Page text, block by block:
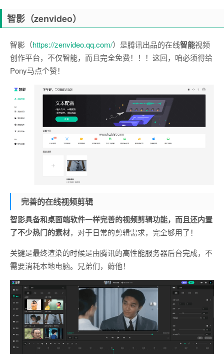
智影（zenvideo）
智影（https://zenvideo.qq.com/）是腾讯出品的在线智能视频
创作平台，不仅智能，而且完全免费！！！这回，咱必须得给
Pony马点个赞！
完善的在线视频剪辑
智影具备和桌面端软件一样完善的视频剪辑功能，而且还内置
了不少热门的素材，对于日常的剪辑需求，完全够用了！
关键是最终渲染的时候是由腾讯的高性能服务器后台完成，不
需要消耗本地电脑。兄弟们，薅他！